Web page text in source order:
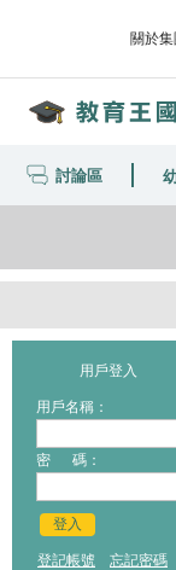
關於集
討論區
用戶登入
用戶名稱：
密 碼：
登入
登記帳號 忘記密碼